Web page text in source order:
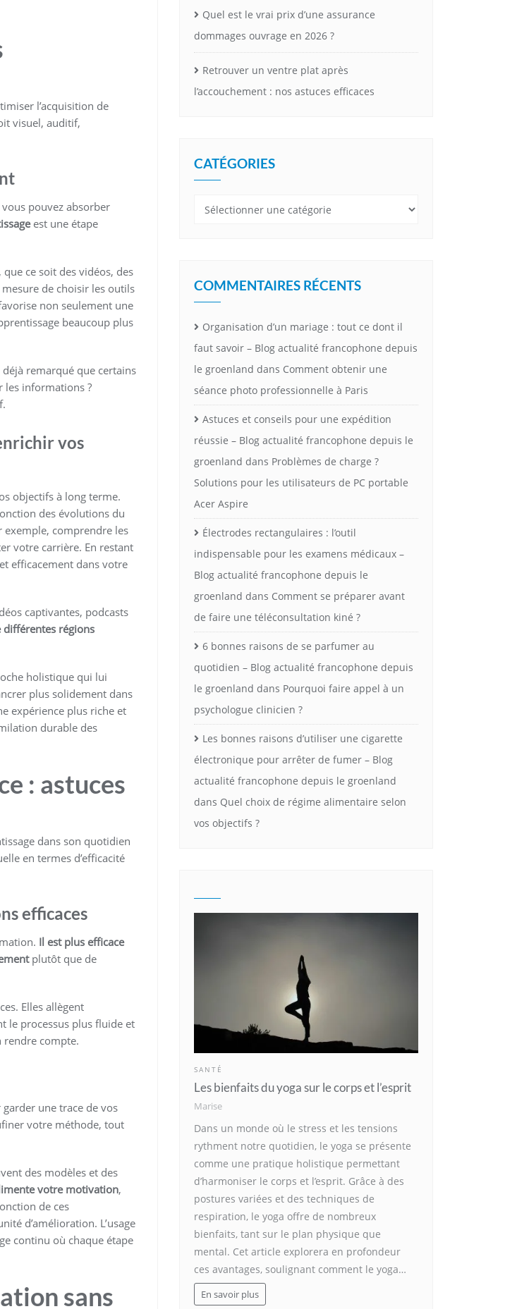
l’acquisition de
visuel, auditif,
pouvez absorber
est une étape
ce soit des vidéos, des
de choisir les outils
non seulement une
beaucoup plus
remarqué que certains
les informations ?
vos
objectifs à long terme.
des évolutions du
exemple, comprendre les
votre carrière. En restant
efficacement dans votre
captivantes, podcasts
différentes régions
holistique qui lui
plus solidement dans
expérience plus riche et
durable des
: astuces
dans son quotidien
en termes d’efficacité
efficaces
Il est plus efficace
plutôt que de
Elles allègent
le processus plus fluide et
rendre compte.
une trace de vos
votre méthode, tout
des modèles et des
votre motivation,
de ces
d’amélioration. L’usage
continu où chaque étape
sans
Quel est le vrai prix d’une assurance
dommages ouvrage en 2026 ?
Retrouver un ventre plat après
l’accouchement : nos astuces efficaces
CATÉGORIES
Catégories
COMMENTAIRES RÉCENTS
Organisation d’un mariage : tout ce dont il
faut savoir – Blog actualité francophone depuis
le groenland dans Comment obtenir une
séance photo professionnelle à Paris
Astuces et conseils pour une expédition
réussie – Blog actualité francophone depuis le
groenland dans Problèmes de charge ?
Solutions pour les utilisateurs de PC portable
Acer Aspire
Électrodes rectangulaires : l’outil
indispensable pour les examens médicaux –
Blog actualité francophone depuis le
groenland dans Comment se préparer avant
de faire une téléconsultation kiné ?
6 bonnes raisons de se parfumer au
quotidien – Blog actualité francophone depuis
le groenland dans Pourquoi faire appel à un
psychologue clinicien ?
Les bonnes raisons d’utiliser une cigarette
électronique pour arrêter de fumer – Blog
actualité francophone depuis le groenland
dans Quel choix de régime alimentaire selon
vos objectifs ?
SANTÉ
Les bienfaits du yoga sur le corps et l’esprit
Marise
Dans un monde où le stress et les tensions
rythment notre quotidien, le yoga se présente
comme une pratique holistique permettant
d’harmoniser le corps et l’esprit. Grâce à des
postures variées et des techniques de
respiration, le yoga offre de nombreux
bienfaits, tant sur le plan physique que
mental. Cet article explorera en profondeur
ces avantages, soulignant comment le yoga…
En savoir plus